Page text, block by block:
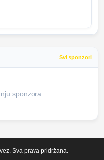
Svi sponzori
sponzora.
Sva prava pridržana.